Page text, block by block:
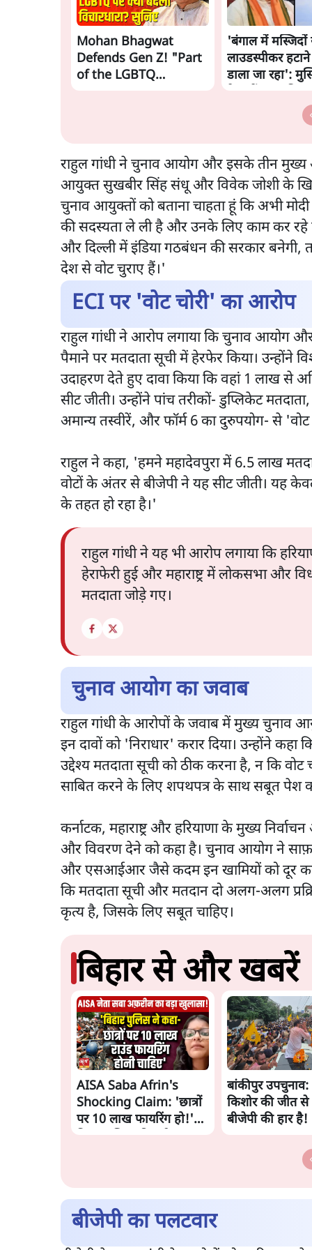
Mohan Bhagwat
Defends Gen Z! "Part
of the LGBTQ
'बंगाल में मस्जिदों
लाउडस्पीकर
डाला जा रहा':
राहुल गांधी ने चुनाव आयोग और इसके तीन
आयुक्त सुखबीर सिंह संधू और विवेक जोशी के
चुनाव आयुक्तों को बताना चाहता हूं कि अभी
की सदस्यता ले ली है और उनके लिए काम कर
और दिल्ली में इंडिया गठबंधन की सरकार
देश से वोट चुराए हैं।'
ECI पर 'वोट चोरी' का आरोप
राहुल गांधी ने आरोप लगाया कि चुनाव आयोग
पैमाने पर मतदाता सूची में हेरफेर किया। उन्होंने
उदाहरण देते हुए दावा किया कि वहां 1 लाख से
सीट जीती। उन्होंने पांच तरीकों- डुप्लिकेट
अमान्य तस्वीरें, और फॉर्म 6 का दुरुपयोग- से 'वोट
राहुल ने कहा, 'हमने महादेवपुरा में 6.5 लाख
वोटों के अंतर से बीजेपी ने यह सीट जीती। यह
के तहत हो रहा है।'
राहुल गांधी ने यह भी आरोप लगाया कि
हेराफेरी हुई और महाराष्ट्र में लोकसभा और
मतदाता जोड़े गए।
चुनाव आयोग का जवाब
राहुल गांधी के आरोपों के जवाब में मुख्य चुनाव
इन दावों को 'निराधार' करार दिया। उन्होंने
उद्देश्य मतदाता सूची को ठीक करना है, न कि
साबित करने के लिए शपथपत्र के साथ सबूत पेश
कर्नाटक, महाराष्ट्र और हरियाणा के मुख्य
और विवरण देने को कहा है। चुनाव आयोग ने साफ़
और एसआईआर जैसे कदम इन खामियों को दूर
कि मतदाता सूची और मतदान दो अलग-अलग
कृत्य है, जिसके लिए सबूत चाहिए।
बिहार से और खबरें
AISA Saba Afrin's
Shocking Claim: 'छात्रों
पर 10 लाख फायरिंग हो!'
बांकीपुर उपचुनाव:
किशोर की जीत से
बीजेपी की हार है!
बीजेपी का पलटवार